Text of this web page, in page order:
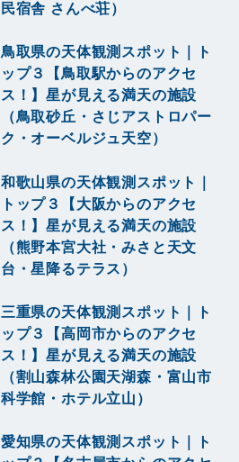
民宿舎 さんべ荘）
鳥取県の天体観測スポット｜ト
ップ３【鳥取駅からのアクセ
ス！】星が見える満天の施設
（鳥取砂丘・さじアストロパー
ク・オーベルジュ天空）
和歌山県の天体観測スポット｜
トップ３【大阪からのアクセ
ス！】星が見える満天の施設
（熊野本宮大社・みさと天文
台・星降るテラス）
三重県の天体観測スポット｜ト
ップ３【高岡市からのアクセ
ス！】星が見える満天の施設
（割山森林公園天湖森・富山市
科学館・ホテル立山）
愛知県の天体観測スポット｜ト